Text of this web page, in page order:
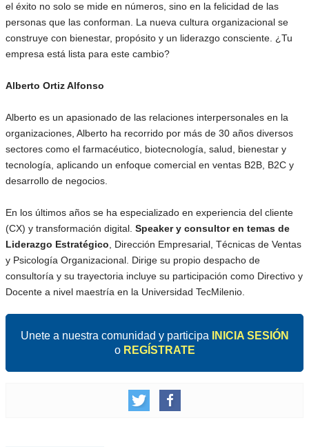
el éxito no solo se mide en números, sino en la felicidad de las
personas que las conforman. La nueva cultura organizacional se
construye con bienestar, propósito y un liderazgo consciente. ¿Tu
empresa está lista para este cambio?
Alberto Ortiz Alfonso
Alberto es un apasionado de las relaciones interpersonales en la
organizaciones, Alberto ha recorrido por más de 30 años diversos
sectores como el farmacéutico, biotecnología, salud, bienestar y
tecnología, aplicando un enfoque comercial en ventas B2B, B2C y
desarrollo de negocios.
En los últimos años se ha especializado en experiencia del cliente
(CX) y transformación digital. Speaker y consultor en temas de
Liderazgo Estratégico , Dirección Empresarial, Técnicas de Ventas
y Psicología Organizacional. Dirige su propio despacho de
consultoría y su trayectoria incluye su participación como Directivo y
Docente a nivel maestría en la Universidad TecMilenio.
Unete a nuestra comunidad y participa
INICIA SESIÓN
o REGÍSTRATE